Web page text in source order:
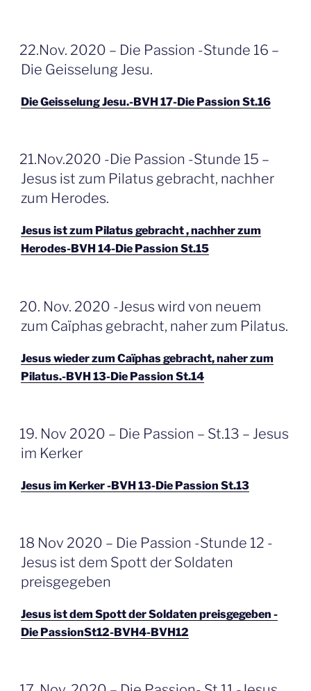
GEPLAATST
OP
22.Nov. 2020 – Die Passion -Stunde 16 –
Die Geisselung Jesu.
Die Geisselung Jesu.-BVH 17-Die Passion St.16
GEPLAATST
OP
21.Nov.2020 -Die Passion -Stunde 15 –
Jesus ist zum Pilatus gebracht, nachher
zum Herodes.
Jesus ist zum Pilatus gebracht , nachher zum
Herodes-BVH 14-Die Passion St.15
GEPLAATST
OP
20. Nov. 2020 -Jesus wird von neuem
zum Caïphas gebracht, naher zum Pilatus.
Jesus wieder zum Caïphas gebracht, naher zum
Pilatus.-BVH 13-Die Passion St.14
GEPLAATST
OP
19. Nov 2020 – Die Passion – St.13 – Jesus
im Kerker
Jesus im Kerker -BVH 13-Die Passion St.13
GEPLAATST
OP
18 Nov 2020 – Die Passion -Stunde 12 -
Jesus ist dem Spott der Soldaten
preisgegeben
Jesus ist dem Spott der Soldaten preisgegeben -
Die PassionSt12-BVH4-BVH12
GEPLAATST